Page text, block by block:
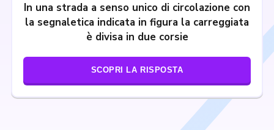
In una strada a senso unico di circolazione con
la segnaletica indicata in figura la carreggiata
è divisa in due corsie
SCOPRI LA RISPOSTA